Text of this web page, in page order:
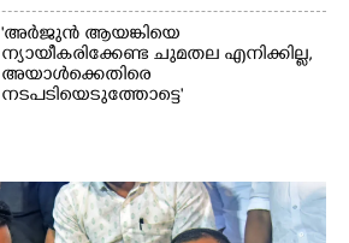
'അർജുൻ ആയങ്കിയെ
ന്യായീകരിക്കേണ്ട ചുമതല എനിക്കില്ല,
അയാൾക്കെതിരെ
നടപടിയെടുത്തോട്ടെ'